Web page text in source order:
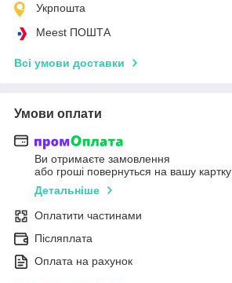
Укрпошта
Meest ПОШТА
Всі умови доставки
Умови оплати
Ви отримаєте замовлення
або гроші повернуться на вашу картку
Детальніше
Оплатити частинами
Післяплата
Оплата на рахунок